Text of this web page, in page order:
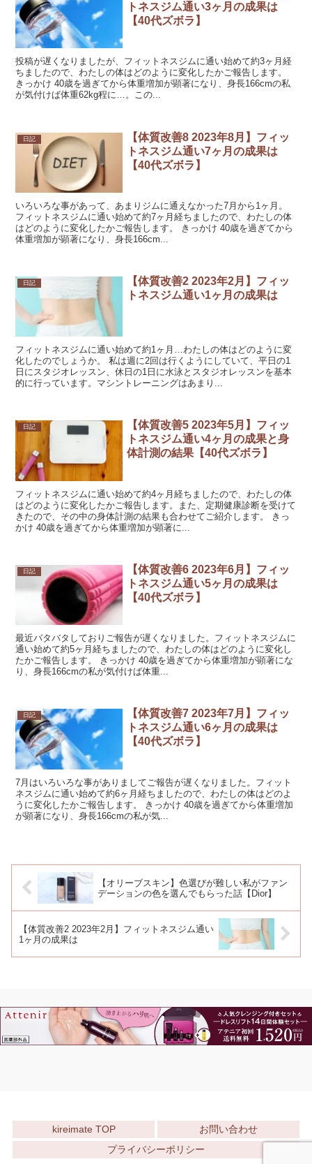
トネスジム通い3ヶ月の成果は
【40代ズボラ】
投稿が遅くなりましたが、フィットネスジムに通い始めて約3ヶ月経
ちましたので、わたしの体はどのように変化したかご報告します。
きっかけ 40歳を過ぎてから体重増加が顕著になり、身長166cmの私
が気付けば体重62kg程に…。この...
日記
【体質改善8 2023年8月】フィッ
トネスジム通い7ヶ月の成果は
【40代ズボラ】
いろいろな事があって、あまりジムに通えなかった7月から1ヶ月。
フィットネスジムに通い始めて約7ヶ月経ちましたので、わたしの体
はどのように変化したかご報告します。 きっかけ 40歳を過ぎてから
体重増加が顕著になり、身長166cm...
日記
【体質改善2 2023年2月】フィッ
トネスジム通い1ヶ月の成果は
フィットネスジムに通い始めて約1ヶ月…わたしの体はどのように変
化したのでしょうか。 私は週に2回は行くようにしていて、平日の1
日にスタジオレッスン、休日の1日に水泳とスタジオレッスンを基本
的に行っています。マシントレーニングはあまり...
日記
【体質改善5 2023年5月】フィッ
トネスジム通い4ヶ月の成果と身
体計測の結果【40代ズボラ】
フィットネスジムに通い始めて約4ヶ月経ちましたので、わたしの体
はどのように変化したかご報告します。また、定期健康診断を受けて
きたので、その中の身体計測の結果も合わせてご紹介します。 きっ
かけ 40歳を過ぎてから体重増加が顕著に...
日記
【体質改善6 2023年6月】フィッ
トネスジム通い5ヶ月の成果は
【40代ズボラ】
最近バタバタしておりご報告が遅くなりました。フィットネスジムに
通い始めて約5ヶ月経ちましたので、わたしの体はどのように変化し
たかご報告します。 きっかけ 40歳を過ぎてから体重増加が顕著にな
り、身長166cmの私が気付けば体重...
日記
【体質改善7 2023年7月】フィッ
トネスジム通い6ヶ月の成果は
【40代ズボラ】
7月はいろいろな事がありましてご報告が遅くなりました。フィット
ネスジムに通い始めて約6ヶ月経ちましたので、わたしの体はどのよ
うに変化したかご報告します。 きっかけ 40歳を過ぎてから体重増加
が顕著になり、身長166cmの私が気...
【オリーブスキン】色選びが難しい私がファン
デーションの色を選んでもらった話【Dior】
【体質改善2 2023年2月】フィットネスジム通い
1ヶ月の成果は
kireimate TOP
お問い合わせ
プライバシーポリシー